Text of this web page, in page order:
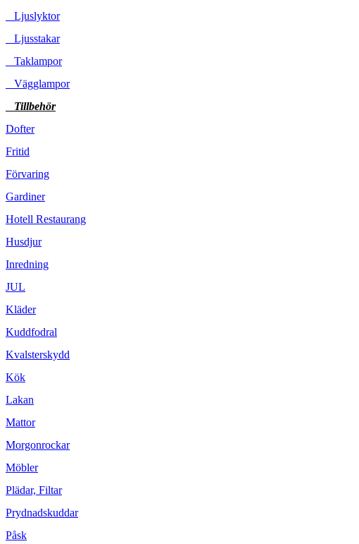
Ljuslyktor
Ljusstakar
Taklampor
Vägglampor
Tillbehör
Dofter
Fritid
Förvaring
Gardiner
Hotell Restaurang
Husdjur
Inredning
JUL
Kläder
Kuddfodral
Kvalsterskydd
Kök
Lakan
Mattor
Morgonrockar
Möbler
Plädar, Filtar
Prydnadskuddar
Påsk